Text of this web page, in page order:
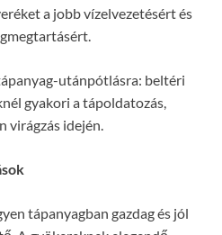
a jobb vízelvezetésért és
utánpótlásra: beltéri
gyakori a tápoldatozás,
virágzás idején.
tápanyagban gazdag és jól